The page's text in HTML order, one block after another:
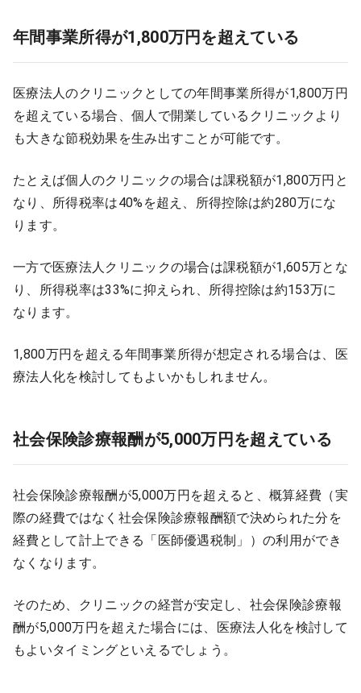
年間事業所得が1,800万円を超えている
医療法人のクリニックとしての年間事業所得が1,800万円
を超えている場合、個人で開業しているクリニックより
も大きな節税効果を生み出すことが可能です。
たとえば個人のクリニックの場合は課税額が1,800万円と
なり、所得税率は40%を超え、所得控除は約280万にな
ります。
一方で医療法人クリニックの場合は課税額が1,605万とな
り、所得税率は33%に抑えられ、所得控除は約153万に
なります。
1,800万円を超える年間事業所得が想定される場合は、医
療法人化を検討してもよいかもしれません。
社会保険診療報酬が5,000万円を超えている
社会保険診療報酬が5,000万円を超えると、概算経費（実
際の経費ではなく社会保険診療報酬額で決められた分を
経費として計上できる「医師優遇税制」）の利用ができ
なくなります。
そのため、クリニックの経営が安定し、社会保険診療報
酬が5,000万円を超えた場合には、医療法人化を検討して
もよいタイミングといえるでしょう。